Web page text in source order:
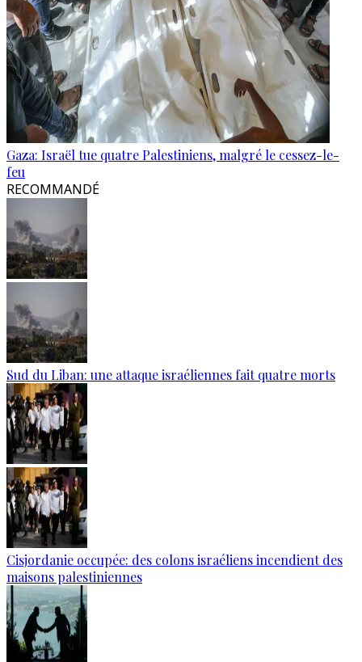
Gaza: Israël tue quatre Palestiniens, malgré le cessez-le-
feu
RECOMMANDÉ
Sud du Liban: une attaque israéliennes fait quatre morts
Cisjordanie occupée: des colons israéliens incendient des
maisons palestiniennes